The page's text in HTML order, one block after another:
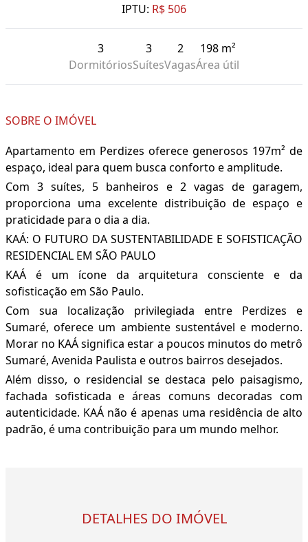
IPTU: R$ 506
3
Dormitórios
3
Suítes
2
Vagas
198 m²
Área útil
SOBRE O IMÓVEL
Apartamento em Perdizes oferece generosos 197m² de
espaço, ideal para quem busca conforto e amplitude.
Com 3 suítes, 5 banheiros e 2 vagas de garagem,
proporciona uma excelente distribuição de espaço e
praticidade para o dia a dia.
KAÁ: O FUTURO DA SUSTENTABILIDADE E SOFISTICAÇÃO
RESIDENCIAL EM SÃO PAULO
KAÁ é um ícone da arquitetura consciente e da
sofisticação em São Paulo.
Com sua localização privilegiada entre Perdizes e
Sumaré, oferece um ambiente sustentável e moderno.
Morar no KAÁ significa estar a poucos minutos do metrô
Sumaré, Avenida Paulista e outros bairros desejados.
Além disso, o residencial se destaca pelo paisagismo,
fachada sofisticada e áreas comuns decoradas com
autenticidade. KAÁ não é apenas uma residência de alto
padrão, é uma contribuição para um mundo melhor.
DETALHES DO IMÓVEL